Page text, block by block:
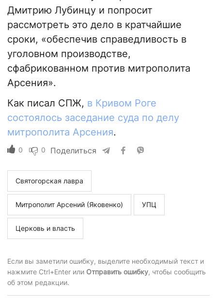
Дмитрию Лубинцу и попросит
рассмотреть это дело в кратчайшие
сроки, «обеспечив справедливость в
уголовном производстве,
сфабрикованном против митрополита
Арсения».
Как писал СПЖ, в Кривом Роге
состоялось заседание суда по делу
митрополита Арсения.
0 0 Поделиться
Святогорская лавра
Митрополит Арсений (Яковенко) УПЦ
Церковь и власть
Если вы заметили ошибку, выделите необходимый текст и
нажмите Ctrl+Enter или Отправить ошибку, чтобы сообщить
об этом редакции.